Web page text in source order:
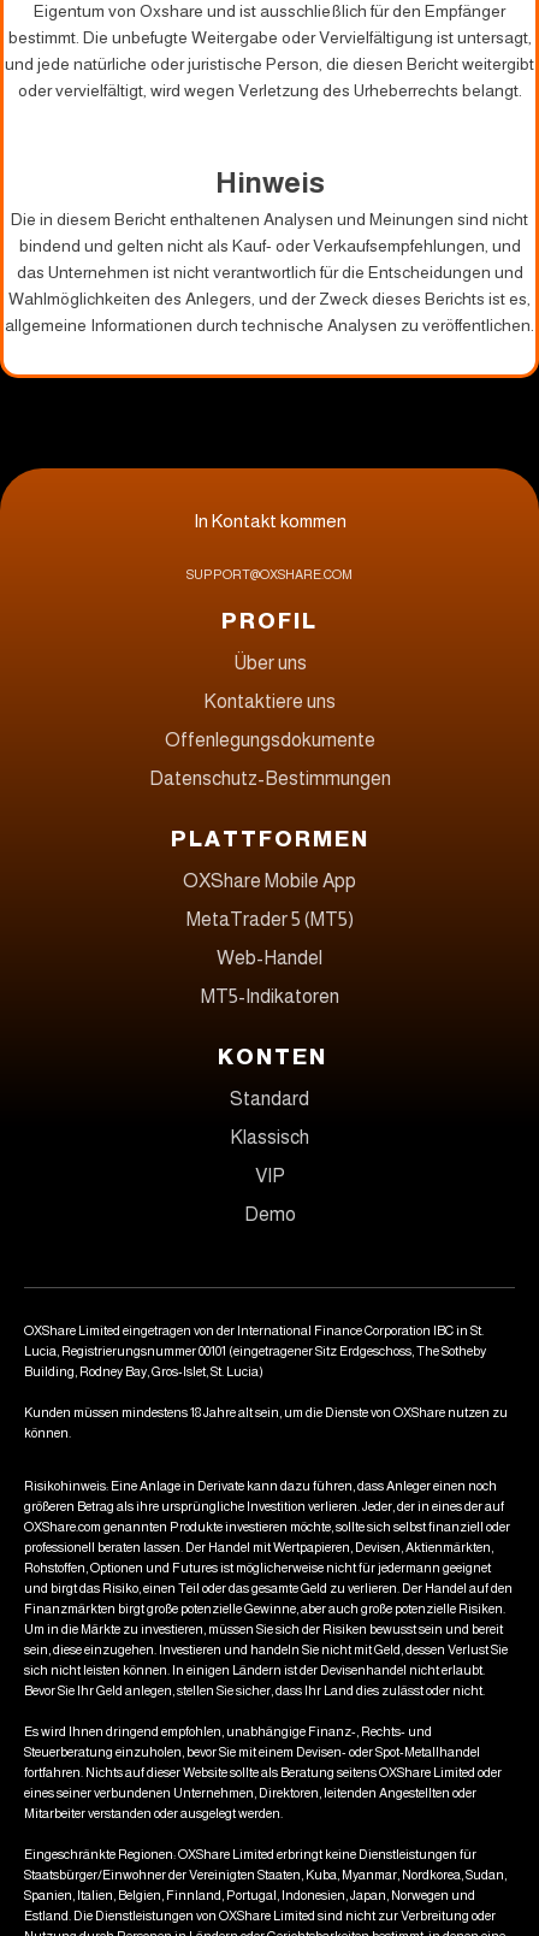
Eigentum von Oxshare und ist ausschließlich für den Empfänger
bestimmt. Die unbefugte Weitergabe oder Vervielfältigung ist untersagt,
und jede natürliche oder juristische Person, die diesen Bericht weitergibt
oder vervielfältigt, wird wegen Verletzung des Urheberrechts belangt.
Hinweis
Die in diesem Bericht enthaltenen Analysen und Meinungen sind nicht
bindend und gelten nicht als Kauf- oder Verkaufsempfehlungen, und
das Unternehmen ist nicht verantwortlich für die Entscheidungen und
Wahlmöglichkeiten des Anlegers, und der Zweck dieses Berichts ist es,
allgemeine Informationen durch technische Analysen zu veröffentlichen.
In Kontakt kommen
SUPPORT@OXSHARE.COM
PROFIL
Über uns
Kontaktiere uns
Offenlegungsdokumente
Datenschutz-Bestimmungen
PLATTFORMEN
OXShare Mobile App
MetaTrader 5 (MT5)
Web-Handel
MT5-Indikatoren
KONTEN
Standard
Klassisch
VIP
Demo
OXShare Limited eingetragen von der International Finance Corporation IBC in St.
Lucia, Registrierungsnummer 00101 (eingetragener Sitz Erdgeschoss, The Sotheby
Building, Rodney Bay, Gros-Islet, St. Lucia)
Kunden müssen mindestens 18 Jahre alt sein, um die Dienste von OXShare nutzen zu
können.
Risikohinweis: Eine Anlage in Derivate kann dazu führen, dass Anleger einen noch
größeren Betrag als ihre ursprüngliche Investition verlieren. Jeder, der in eines der auf
OXShare.com genannten Produkte investieren möchte, sollte sich selbst finanziell oder
professionell beraten lassen. Der Handel mit Wertpapieren, Devisen, Aktienmärkten,
Rohstoffen, Optionen und Futures ist möglicherweise nicht für jedermann geeignet
und birgt das Risiko, einen Teil oder das gesamte Geld zu verlieren. Der Handel auf den
Finanzmärkten birgt große potenzielle Gewinne, aber auch große potenzielle Risiken.
Um in die Märkte zu investieren, müssen Sie sich der Risiken bewusst sein und bereit
sein, diese einzugehen. Investieren und handeln Sie nicht mit Geld, dessen Verlust Sie
sich nicht leisten können. In einigen Ländern ist der Devisenhandel nicht erlaubt.
Bevor Sie Ihr Geld anlegen, stellen Sie sicher, dass Ihr Land dies zulässt oder nicht.
Es wird Ihnen dringend empfohlen, unabhängige Finanz-, Rechts- und
Steuerberatung einzuholen, bevor Sie mit einem Devisen- oder Spot-Metallhandel
fortfahren. Nichts auf dieser Website sollte als Beratung seitens OXShare Limited oder
eines seiner verbundenen Unternehmen, Direktoren, leitenden Angestellten oder
Mitarbeiter verstanden oder ausgelegt werden.
Eingeschränkte Regionen: OXShare Limited erbringt keine Dienstleistungen für
Staatsbürger/Einwohner der Vereinigten Staaten, Kuba, Myanmar, Nordkorea, Sudan,
Spanien, Italien, Belgien, Finnland, Portugal, Indonesien, Japan, Norwegen und
Estland. Die Dienstleistungen von OXShare Limited sind nicht zur Verbreitung oder